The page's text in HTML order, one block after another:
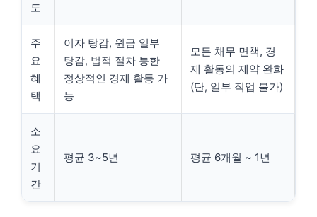
도
주
요
혜
택
이자 탕감, 원금 일부
탕감, 법적 절차 통한
정상적인 경제 활동 가
능
모든 채무 면책, 경
제 활동의 제약 완화
(단, 일부 직업 불가)
소
요
기
간
평균 3~5년 평균 6개월 ~ 1년